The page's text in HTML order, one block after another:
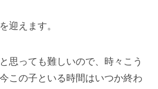
迎えます。
思っても難しいので、時々こう
この子といる時間はいつか終わ